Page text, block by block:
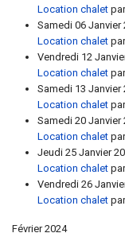
Location chalet par
Samedi 06 Janvier
Location chalet par
Vendredi 12
Location chalet par
Samedi 13 Janvier
Location chalet par
Samedi 20 Janvier
Location chalet par
Jeudi 25 Janvier
Location chalet par
Vendredi 26
Location chalet par
Février 2024